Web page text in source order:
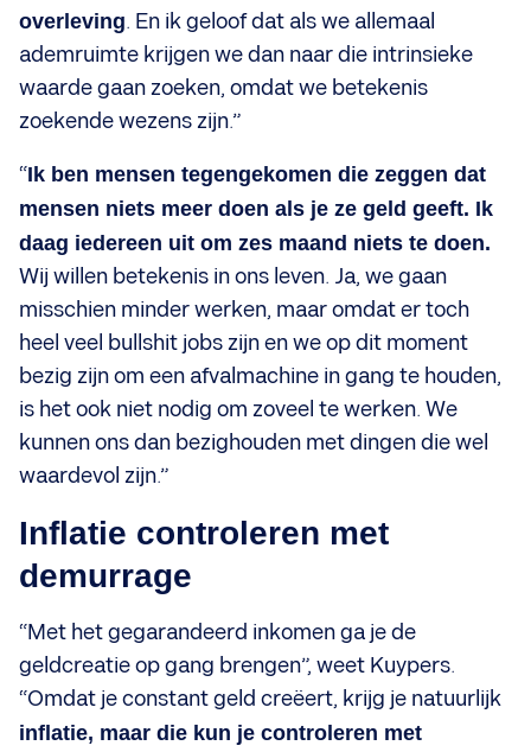
overleving. En ik geloof dat als we allemaal
ademruimte krijgen we dan naar die intrinsieke
waarde gaan zoeken, omdat we betekenis
zoekende wezens zijn.”
“Ik ben mensen tegengekomen die zeggen dat
mensen niets meer doen als je ze geld geeft. Ik
daag iedereen uit om zes maand niets te doen.
Wij willen betekenis in ons leven. Ja, we gaan
misschien minder werken, maar omdat er toch
heel veel bullshit jobs zijn en we op dit moment
bezig zijn om een afvalmachine in gang te houden,
is het ook niet nodig om zoveel te werken. We
kunnen ons dan bezighouden met dingen die wel
waardevol zijn.”
Inflatie controleren met
demurrage
“Met het gegarandeerd inkomen ga je de
geldcreatie op gang brengen”, weet Kuypers.
“Omdat je constant geld creëert, krijg je natuurlijk
inflatie, maar die kun je controleren met